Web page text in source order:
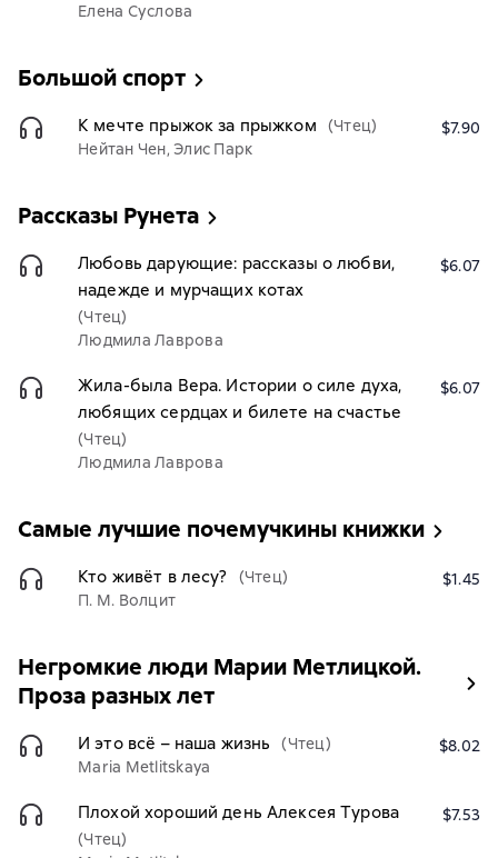
Елена Суслова
Большой спорт
К мечте прыжок за прыжком
(Чтец)
Нейтан Чен, Элис Парк
$7.90
Рассказы Рунета
Любовь дарующие: рассказы о любви,
надежде и мурчащих котах
(Чтец)
Людмила Лаврова
$6.07
Жила-была Вера. Истории о силе духа,
любящих сердцах и билете на счастье
(Чтец)
Людмила Лаврова
$6.07
Самые лучшие почемучкины книжки
Кто живёт в лесу?
(Чтец)
П. М. Волцит
$1.45
Негромкие люди Марии Метлицкой.
Проза разных лет
И это всё – наша жизнь
(Чтец)
Maria Metlitskaya
$8.02
Плохой хороший день Алексея Турова
(Чтец)
$7.53